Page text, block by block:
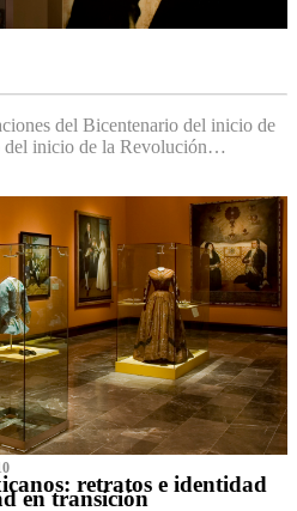
del Bicentenario del inicio de
del inicio de la Revolución…
retratos e identidad
en transición